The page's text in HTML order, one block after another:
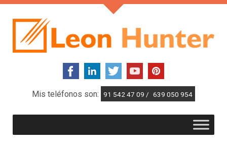
Mis teléfonos son: 91 542 47 09 / 639 050 954